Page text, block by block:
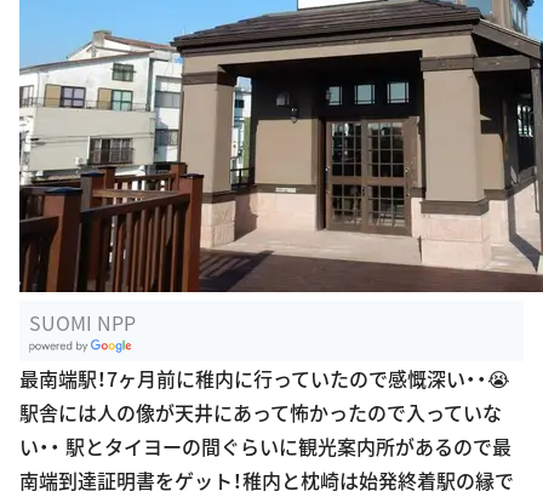
SUOMI NPP
oogle Plac
es
最南端駅！7ヶ月前に稚内に行っていたので感慨深い・・😭
駅舎には人の像が天井にあって怖かったので入っていな
い・・ 駅とタイヨーの間ぐらいに観光案内所があるので最
南端到達証明書をゲット！稚内と枕崎は始発終着駅の縁で